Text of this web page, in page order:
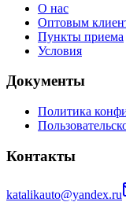
О нас
Оптовым
Пункты приема
Условия
Документы
Политика
Контакты
katalikauto@yandex.ru